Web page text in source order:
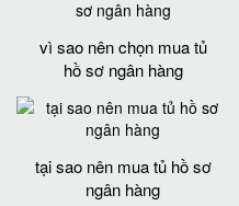
vì sao nên chọn mua tủ
hồ sơ ngân hàng
tại sao nên mua tủ hồ sơ
ngân hàng